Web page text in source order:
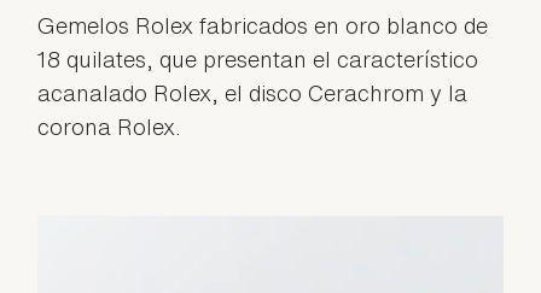
Gemelos Rolex fabricados en oro blanco de
18 quilates, que presentan el característico
acanalado Rolex, el disco Cerachrom y la
corona Rolex.